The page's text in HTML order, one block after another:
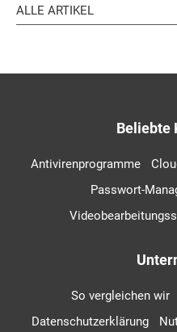
ALLE ARTIKEL
Beliebte
Antivirenprogramme
Passwort-
So vergleichen wir
Datenschutzerklärung